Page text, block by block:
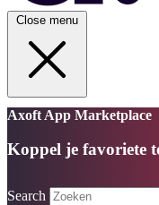
Close menu
Axoft App Marketplace
Koppel je favoriete
Search